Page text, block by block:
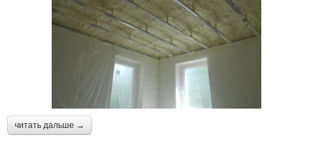
читать дальше →